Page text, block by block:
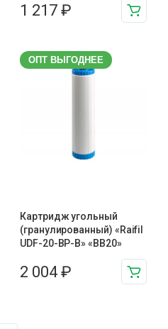
1 217 ₽
ОПТ ВЫГОДНЕЕ
Картридж угольный
(гранулированный) «Raifil
UDF-20-BP-B» «BB20»
2 004 ₽